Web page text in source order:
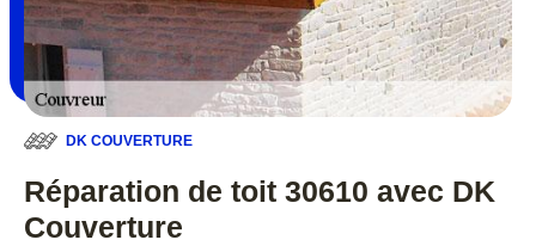
DK COUVERTURE
Réparation de toit 30610 avec DK
Couverture